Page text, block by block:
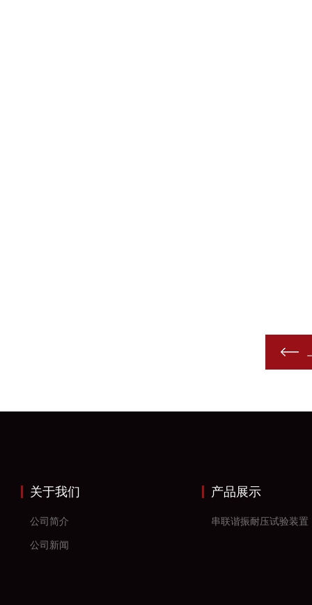
关于我们
公司简介
公司新闻
产品展示
串联谐振耐压试验装置